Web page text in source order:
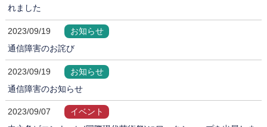
れました
2023/09/19
お知らせ
通信障害のお詫び
2023/09/19
お知らせ
通信障害のお知らせ
2023/09/07
イベント